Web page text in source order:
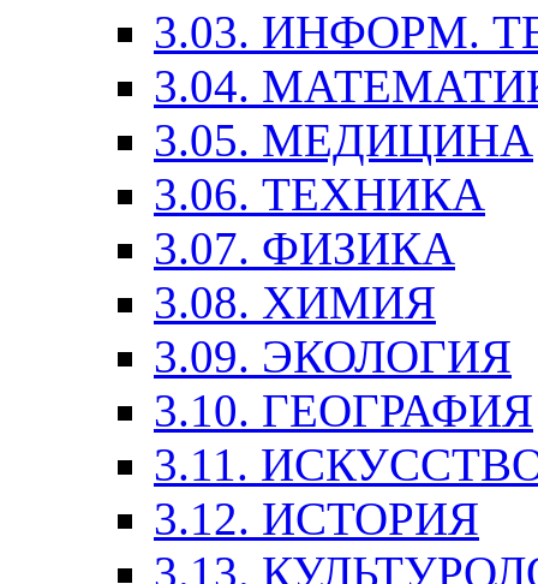
3.03. ИНФОРМ.
3.04.
3.05. МЕДИЦИНА
3.06. ТЕХНИКА
3.07. ФИЗИКА
3.08. ХИМИЯ
3.09. ЭКОЛОГИЯ
3.10. ГЕОГРАФИЯ
3.11.
3.12. ИСТОРИЯ
3.13.